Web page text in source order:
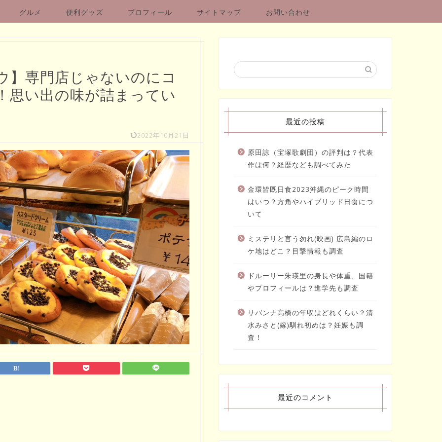
グルメ 便利グッズ プロフィール サイトマップ お問い合わせ
専門店じゃないのにコ
思い出の味が詰まってい
2022年10月21日
最近の投稿
原田諒（宝塚歌劇団）の評判は？代表
作は何？経歴なども調べてみた
金環皆既日食2023沖縄のピーク時間
はいつ？方角やハイブリッド日食につ
いて
ミステリと言う勿れ(映画) 広島編のロ
ケ地はどこ？目撃情報も調査
ドルーリー朱瑛里の身長や体重、国籍
やプロフィールは？進学先も調査
サバンナ高橋の年収はどれくらい？清
水みさと(嫁)馴れ初めは？妊娠も調
査！
最近のコメント